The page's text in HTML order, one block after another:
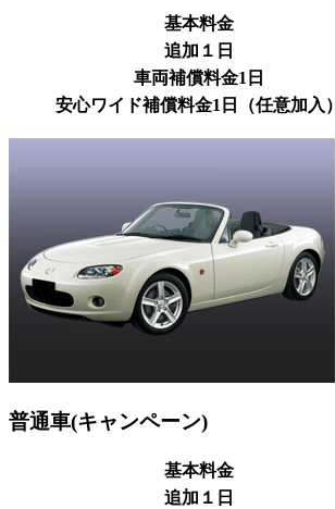
基本料金
追加１日
車両補償料金1日
安心ワイド補償料金1日（任意加入）
普通車(キャンペーン)
基本料金
追加１日